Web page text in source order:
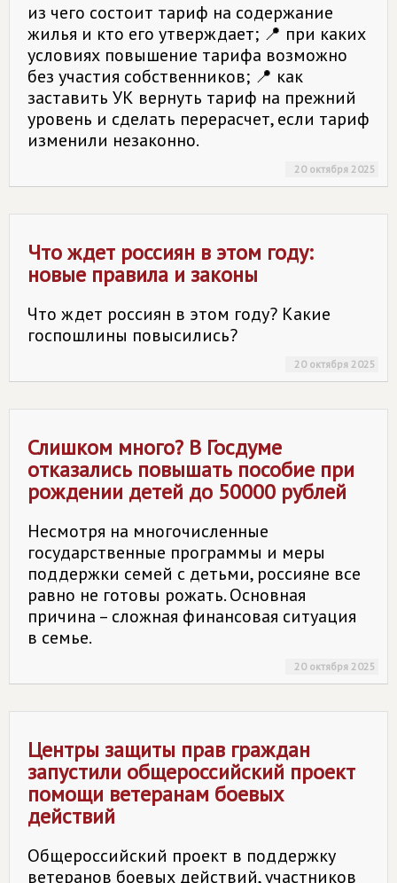
из чего состоит тариф на содержание
жилья и кто его утверждает; 📍 при каких
условиях повышение тарифа возможно
без участия собственников; 📍 как
заставить УК вернуть тариф на прежний
уровень и сделать перерасчет, если тариф
изменили незаконно.
20 октября 2025
Что ждет россиян в этом году:
новые правила и законы
Что ждет россиян в этом году? Какие
госпошлины повысились?
20 октября 2025
Слишком много? В Госдуме
отказались повышать пособие при
рождении детей до 50000 рублей
Несмотря на многочисленные
государственные программы и меры
поддержки семей с детьми, россияне все
равно не готовы рожать. Основная
причина – сложная финансовая ситуация
в семье.
20 октября 2025
Центры защиты прав граждан
запустили общероссийский проект
помощи ветеранам боевых
действий
Общероссийский проект в поддержку
ветеранов боевых действий, участников